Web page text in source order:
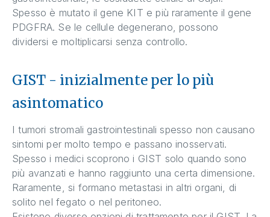
Spesso è mutato il gene KIT e più raramente il gene
PDGFRA. Se le cellule degenerano, possono
dividersi e moltiplicarsi senza controllo.
GIST - inizialmente per lo più
asintomatico
I tumori stromali gastrointestinali spesso non causano
sintomi per molto tempo e passano inosservati.
Spesso i medici scoprono i GIST solo quando sono
più avanzati e hanno raggiunto una certa dimensione.
Raramente, si formano metastasi in altri organi, di
solito nel fegato o nel peritoneo.